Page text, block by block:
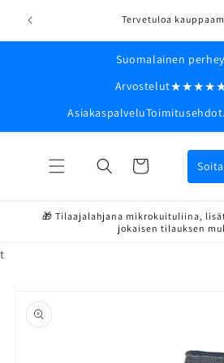
siirry
Tervetuloa
Suomalainen
Arvostelut
AsiakaspalveluToimitusehdot
Ostoskori Soita
🎁 Tilaajalahjana mikrokuituliina,
jokaisen tilauksen
t
tuotetietoihin